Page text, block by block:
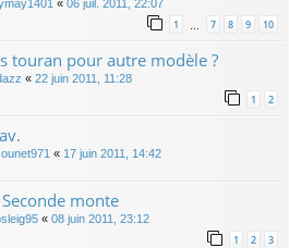
« 06 juil. 2011, 22:07
1 7 8 9 10
touran pour autre modèle ?
« 22 juin 2011, 11:28
1 2
« 17 juin 2011, 14:42
monte
« 08 juin 2011, 23:12
1 2 3